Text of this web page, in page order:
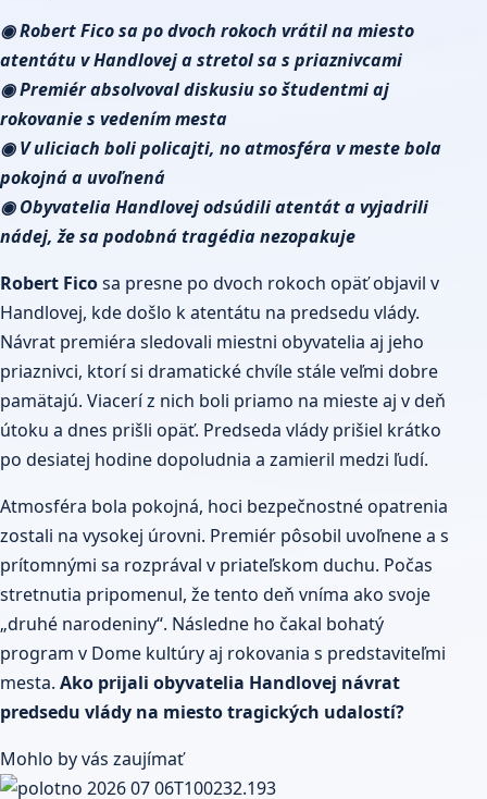
◉ Robert Fico sa po dvoch rokoch vrátil na miesto
atentátu v Handlovej a stretol sa s priaznivcami
◉ Premiér absolvoval diskusiu so študentmi aj
rokovanie s vedením mesta
◉ V uliciach boli policajti, no atmosféra v meste bola
pokojná a uvoľnená
◉ Obyvatelia Handlovej odsúdili atentát a vyjadrili
nádej, že sa podobná tragédia nezopakuje
Robert Ficosa presne po dvoch rokoch opäť objavil v
Handlovej, kde došlo k atentátu na predsedu vlády.
Návrat premiéra sledovali miestni obyvatelia aj jeho
priaznivci, ktorí si dramatické chvíle stále veľmi dobre
pamätajú. Viacerí z nich boli priamo na mieste aj v deň
útoku a dnes prišli opäť. Predseda vlády prišiel krátko
po desiatej hodine dopoludnia a zamieril medzi ľudí.
Atmosféra bola pokojná, hoci bezpečnostné opatrenia
zostali na vysokej úrovni. Premiér pôsobil uvoľnene a s
prítomnými sa rozprával v priateľskom duchu. Počas
stretnutia pripomenul, že tento deň vníma ako svoje
„druhé narodeniny“. Následne ho čakal bohatý
program v Dome kultúry aj rokovania s predstaviteľmi
mesta. Ako prijali obyvatelia Handlovej návrat
predsedu vlády na miesto tragických udalostí?
Mohlo by vás zaujímať